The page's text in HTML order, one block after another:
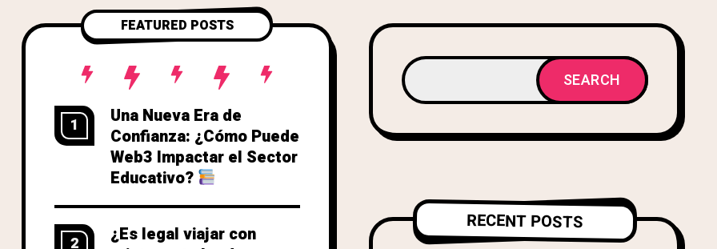
FEATURED POSTS
1
Una Nueva Era de
Confianza: ¿Cómo Puede
Web3 Impactar el Sector
Educativo?
2
¿Es legal viajar con
SEARCH
RECENT POSTS